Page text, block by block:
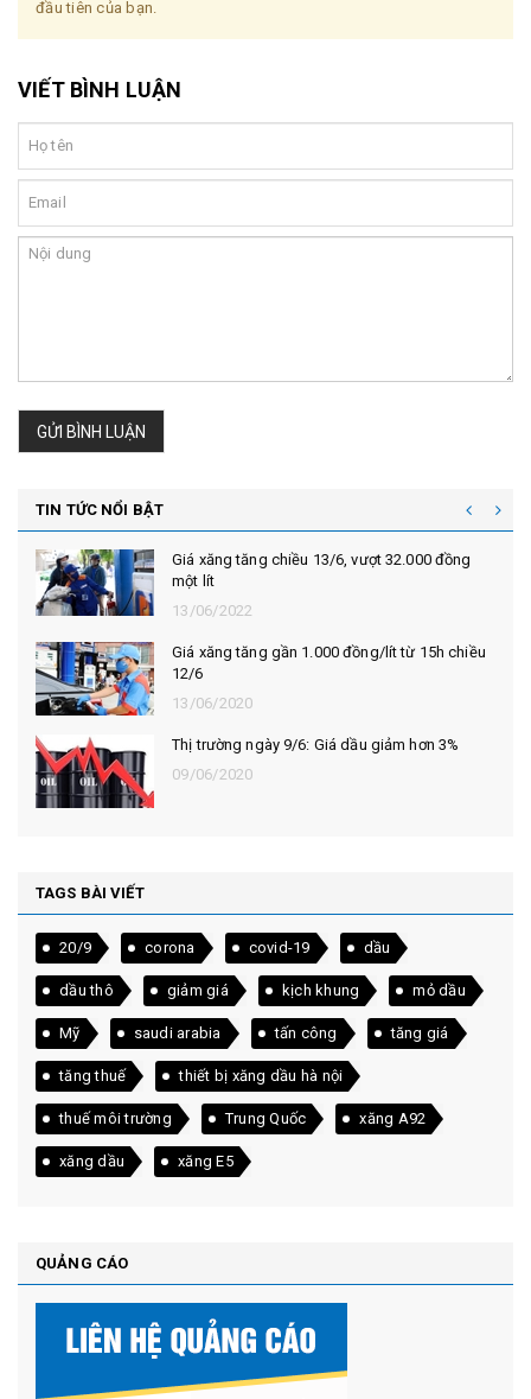
đầu tiên của bạn.
VIẾT BÌNH LUẬN
GỬI BÌNH LUẬN
TIN TỨC NỔI BẬT
Giá xăng tăng chiều 13/6, vượt 32.000 đồng
một lít
13/06/2022
Giá xăng tăng gần 1.000 đồng/lít từ 15h chiều
12/6
13/06/2020
Thị trường ngày 9/6: Giá dầu giảm hơn 3%
09/06/2020
TAGS BÀI VIẾT
20/9 corona covid-19 dầu
dầu thô giảm giá kịch khung mỏ dầu
Mỹ saudi arabia tấn công tăng giá
tăng thuế thiết bị xăng dầu hà nội
thuế môi trường Trung Quốc xăng A92
xăng dầu xăng E5
QUẢNG CÁO